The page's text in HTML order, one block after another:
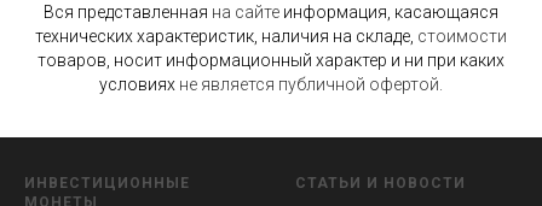
Вся представленная на сайте информация, касающаяся
технических характеристик, наличия на складе, стоимости
товаров, носит информационный характер и ни при каких
условиях не является публичной офертой.
ИНВЕСТИЦИОННЫЕ
МОНЕТЫ
СТАТЬИ И НОВОСТИ